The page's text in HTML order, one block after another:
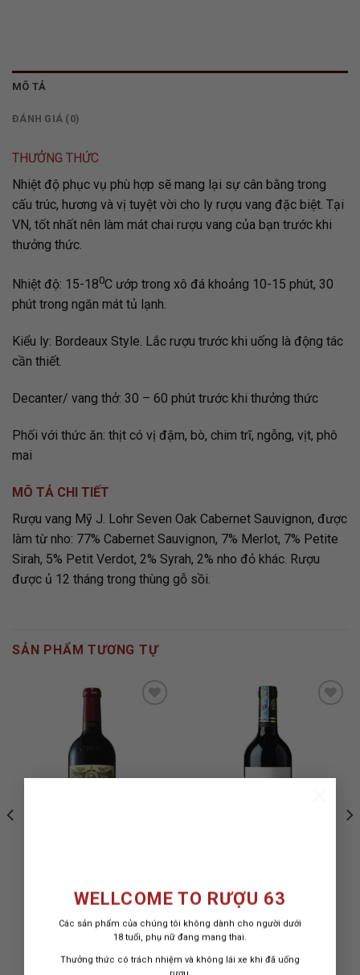
WELLCOME TO RƯỢU 63
Các sản phẩm của chúng tôi không dành cho người dưới
18 tuổi, phụ nữ đang mang thai.
Thưởng thức có trách nhiệm và không lái xe khi đã uống
MÔ TẢ
ĐÁNH GIÁ (0)
THƯỞNG THỨC
Nhiệt độ phục vụ phù hợp sẽ mang lại sự cân bằng trong
cấu trúc, hương và vị tuyệt vời cho ly rượu vang đặc biệt. Tại
VN, tốt nhất nên làm mát chai rượu vang của bạn trước khi
thưởng thức.
Nhiệt độ: 15-180C ướp trong xô đá khoảng 10-15 phút, 30
phút trong ngăn mát tủ lạnh.
Kiểu ly: Bordeaux Style. Lắc rượu trước khi uống là động tác
cần thiết.
Decanter/ vang thở: 30 – 60 phút trước khi thưởng thức
Phối với thức ăn: thịt có vị đậm, bò, chim trĩ, ngỗng, vịt, phô
mai
MÔ TẢ CHI TIẾT
Rượu vang Mỹ J. Lohr Seven Oak Cabernet Sauvignon, được
làm từ nho: 77% Cabernet Sauvignon, 7% Merlot, 7% Petite
Sirah, 5% Petit Verdot, 2% Syrah, 2% nho đỏ khác. Rượu
được ủ 12 tháng trong thùng gỗ sồi.
SẢN PHẨM TƯƠNG TỰ
ADD TO
RƯỢU VANG PETRUS
ADD TO
RƯỢU VANG CASA
SANTIAGO CABERNET
SAUVIGNON